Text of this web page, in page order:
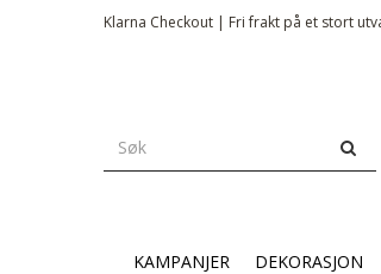
Klarna Checkout | Fri frakt på et stort
KAMPANJER DEKORASJON